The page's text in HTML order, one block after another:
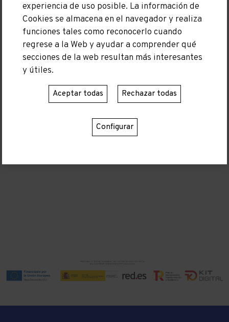
ENVIAR
Moll de Llevant S/N (Recinte Varador 2000)
08350 Arenys de Mar, Barcelona
600 58 23 10
experiencia de uso posible. La información de
Cookies se almacena en el navegador y realiza
funciones tales como reconocerlo cuando
regrese a la Web y ayudar a comprender qué
secciones de la web resultan más interesantes
y útiles.
Aceptar todas Rechazar todas
Configurar